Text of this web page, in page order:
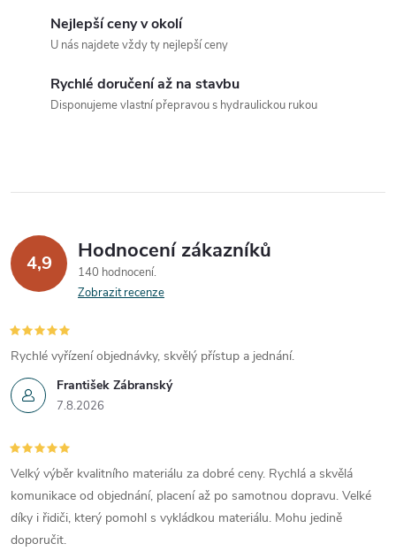
r
v
k
v
ý
p
i
s
u
Nejlepší ceny v okolí
U nás najdete vždy ty nejlepší ceny
Rychlé doručení až na stavbu
Disponujeme vlastní přepravou s hydraulickou rukou
4,9 Hodnocení zákazníků
140 hodnocení
Zobrazit recenze
František Zábranský
7.8.2026
Rychlé vyřízení objednávky, skvělý přístup a jednání.
Velký výběr kvalitního materiálu za dobré ceny. Rychlá a skvělá
komunikace od objednání, placení až po samotnou dopravu. Velké
díky i řidiči, který pomohl s vykládkou materiálu. Mohu jedině
doporučit.